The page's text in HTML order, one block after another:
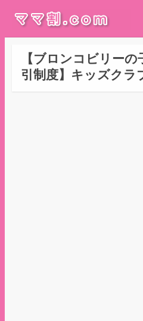
【ブロンコビリー
引制度】キッズクラ